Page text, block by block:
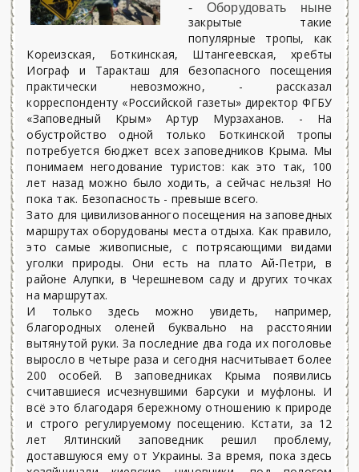
- Оборудовать ныне
закрытые такие
популярные тропы, как
Кореизская, Боткинская, Штангеевская, хребты
Иограф и Таракташ для безопасного посещения
практически невозможно, - рассказал
корреспонденту «Российской газеты» директор ФГБУ
«Заповедный Крым» Артур Мурзаханов. - На
обустройство одной только Боткинской тропы
потребуется бюджет всех заповедников Крыма. Мы
понимаем негодование туристов: как это так, 100
лет назад можно было ходить, а сейчас нельзя! Но
пока так. Безопасность - превыше всего.
Зато для цивилизованного посещения на заповедных
маршрутах оборудованы места отдыха. Как правило,
это самые живописные, с потрясающими видами
уголки природы. Они есть на плато Ай-Петри, в
районе Алупки, в Черешневом саду и других точках
на маршрутах.
И только здесь можно увидеть, например,
благородных оленей буквально на расстоянии
вытянутой руки. За последние два года их поголовье
выросло в четыре раза и сегодня насчитывает более
200 особей. В заповедниках Крыма появились
считавшиеся исчезнувшими барсуки и муфлоны. И
всё это благодаря бережному отношению к природе
и строго регулируемому посещению. Кстати, за 12
лет Ялтинский заповедник решил проблему,
доставшуюся ему от Украины. За время, пока здесь